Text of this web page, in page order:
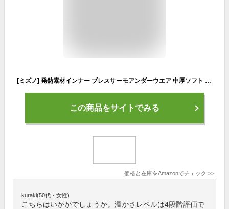
[ミズノ] 発熱素材インナー ブレスサーモアンダーウエア 中厚ソフト for Daily ロングタイツ ブラック LL
この商品をサイトでみる
価格と在庫をAmazonでチェック >>
kuraki(50代・女性)
こちらはいかがでしょうか。温かさレベルは4段階評価で